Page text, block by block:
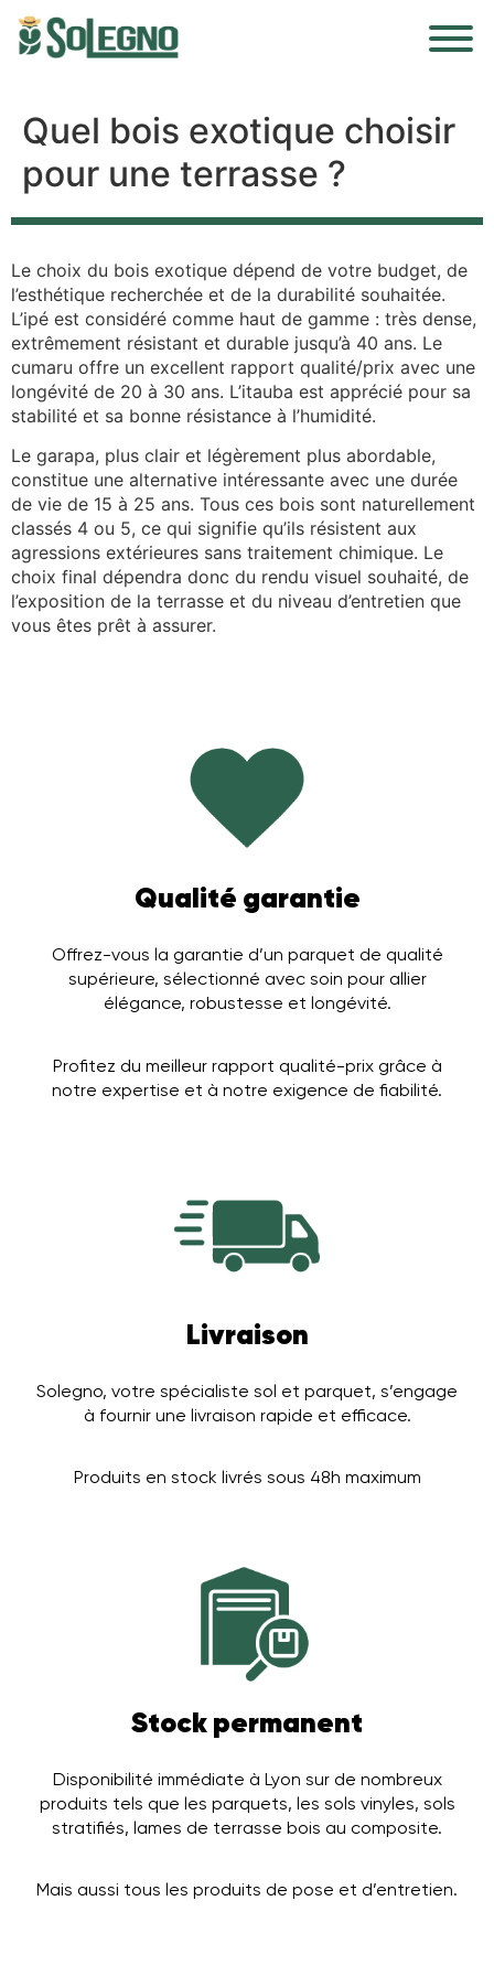
Quel bois exotique choisir
pour une terrasse ?
Le choix du bois exotique dépend de votre budget, de
l’esthétique recherchée et de la durabilité souhaitée.
L’ipé est considéré comme haut de gamme : très dense,
extrêmement résistant et durable jusqu’à 40 ans. Le
cumaru offre un excellent rapport qualité/prix avec une
longévité de 20 à 30 ans. L’itauba est apprécié pour sa
stabilité et sa bonne résistance à l’humidité.
Le garapa, plus clair et légèrement plus abordable,
constitue une alternative intéressante avec une durée
de vie de 15 à 25 ans. Tous ces bois sont naturellement
classés 4 ou 5, ce qui signifie qu’ils résistent aux
agressions extérieures sans traitement chimique. Le
choix final dépendra donc du rendu visuel souhaité, de
l’exposition de la terrasse et du niveau d’entretien que
vous êtes prêt à assurer.
Qualité garantie
Offrez-vous la garantie d’un parquet de qualité
supérieure, sélectionné avec soin pour allier
élégance, robustesse et longévité.
Profitez du meilleur rapport qualité-prix grâce à
notre expertise et à notre exigence de fiabilité.
Livraison
Solegno, votre spécialiste sol et parquet, s’engage
à fournir une livraison rapide et efficace.
Produits en stock livrés sous 48h maximum
Stock permanent
Disponibilité immédiate à Lyon sur de nombreux
produits tels que les parquets, les sols vinyles, sols
stratifiés, lames de terrasse bois au composite.
Mais aussi tous les produits de pose et d’entretien.